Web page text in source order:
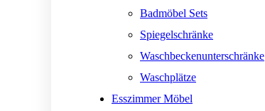
Badmöbel Sets
Spiegelschränke
Waschbeckenunterschränke
Waschplätze
Esszimmer Möbel